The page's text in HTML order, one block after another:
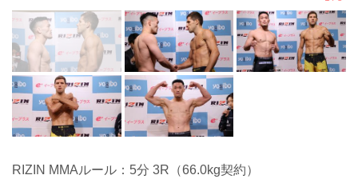
RIZIN MMAルール：5分 3R（66.0kg契約）